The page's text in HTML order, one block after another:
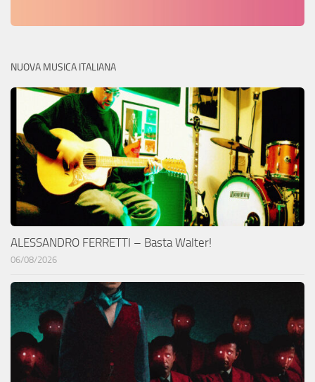
NUOVA MUSICA ITALIANA
ALESSANDRO FERRETTI – Basta Walter!
06/08/2026